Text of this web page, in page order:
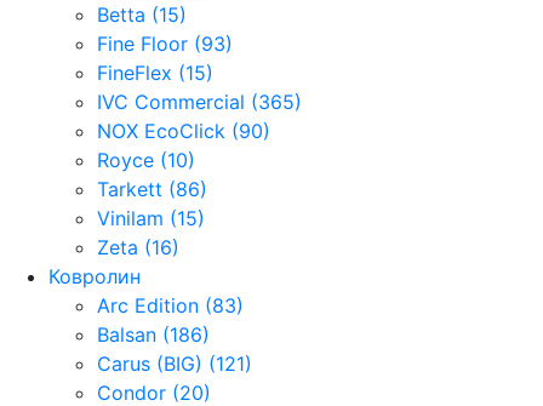
Betta (15)
Fine Floor (93)
FineFlex (15)
IVC Commercial (365)
NOX EcoClick (90)
Royce (10)
Tarkett (86)
Vinilam (15)
Zeta (16)
Ковролин
Arc Edition (83)
Balsan (186)
Carus (BIG) (121)
Condor (20)